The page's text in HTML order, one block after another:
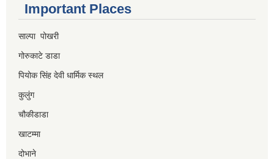
Important Places
साल्पा पोखरी
गोरुकाटे डाडा
पियोक सिंह देवी धार्मिक स्थल
कुलुंग
चौकीडाडा
खाटम्मा
दोभाने